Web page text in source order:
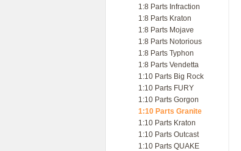
1:8 Parts Infraction
1:8 Parts Kraton
1:8 Parts Mojave
1:8 Parts Notorious
1:8 Parts Typhon
1:8 Parts Vendetta
1:10 Parts Big Rock
1:10 Parts FURY
1:10 Parts Gorgon
1:10 Parts Granite
1:10 Parts Kraton
1:10 Parts Outcast
1:10 Parts QUAKE